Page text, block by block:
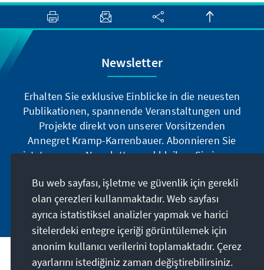
Newsletter
Erhalten Sie exklusive Einblicke in die neuesten
Publikationen, spannende Veranstaltungen und
Projekte direkt von unserer Vorsitzenden
Annegret Kramp-Karrenbauer. Abonnieren Sie
jetzt unseren Newsletter und bleiben Sie immer
Jetzt abonnieren
Misyonumuz
Bu web sayfası, işletme ve güvenlik için gerekli
olan çerezleri kullanmaktadır. Web sayfası
ayrıca istatistiksel analizler yapmak ve harici
sitelerdeki entegre içeriği görüntülemek için
anonim kullanıcı verilerini toplamaktadır. Çerez
ayarlarını istediğiniz zaman değiştirebilirsiniz.